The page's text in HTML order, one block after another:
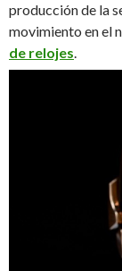
producción de la
movimiento en el
de relojes.